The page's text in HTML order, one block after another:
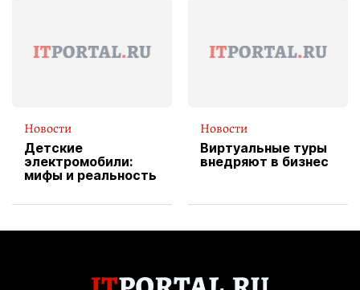
Новости
Детские
электромобили:
мифы и реальность
Новости
Виртуальные туры
внедряют в бизнес